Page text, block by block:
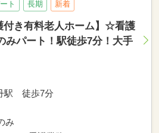
ト 長期 新着
付き有料老人ホーム】☆看護
みパート！駅徒歩7分！大手
駅 徒歩7分
み